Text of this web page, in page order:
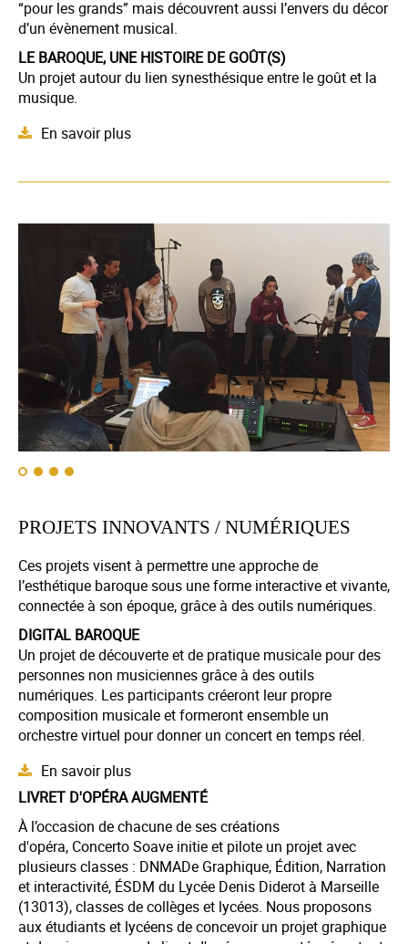
“pour les grands” mais découvrent aussi l’envers du décor
d’un évènement musical.
LE BAROQUE, UNE HISTOIRE DE GOÛT(S)
Un projet autour du lien synesthésique entre le goût et la
musique.
En savoir plus
PROJETS INNOVANTS / NUMÉRIQUES
Ces projets visent à permettre une approche de
l’esthétique baroque sous une forme interactive et vivante,
connectée à son époque, grâce à des outils numériques.
DIGITAL BAROQUE
Un projet de découverte et de pratique musicale pour des
personnes non musiciennes grâce à des outils
numériques. Les participants créeront leur propre
composition musicale et formeront ensemble un
orchestre virtuel pour donner un concert en temps réel.
En savoir plus
LIVRET D'OPÉRA AUGMENTÉ
À l’occasion de chacune de ses créations
d'opéra, Concerto Soave initie et pilote un projet avec
plusieurs classes : DNMADe Graphique, Édition, Narration
et interactivité, ÉSDM du Lycée Denis Diderot à Marseille
(13013), classes de collèges et lycées. Nous proposons
aux étudiants et lycéens de concevoir un projet graphique